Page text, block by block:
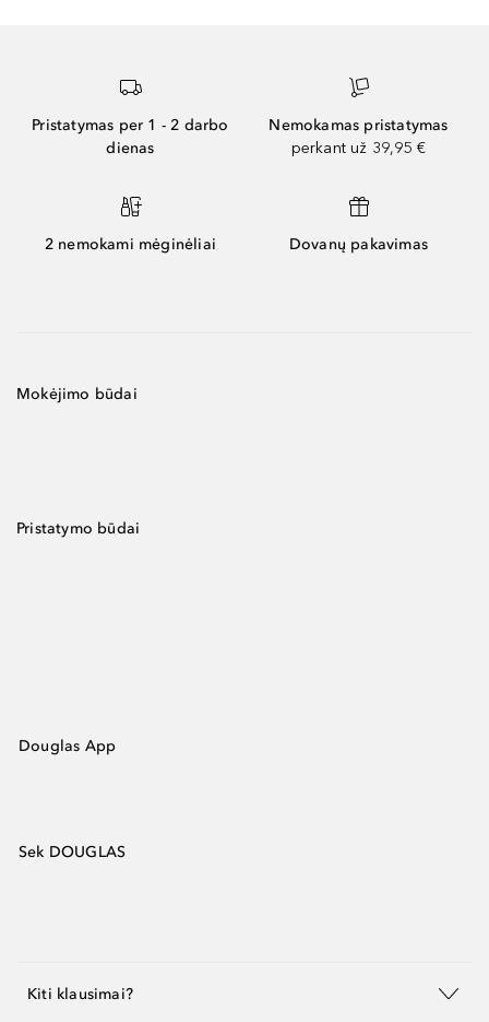
Pristatymas per 1 - 2 darbo
dienas
Nemokamas pristatymas
perkant už 39,95 €
2 nemokami mėginėliai Dovanų pakavimas
Mokėjimo būdai
Pristatymo būdai
Douglas App
Sek DOUGLAS
Kiti klausimai?